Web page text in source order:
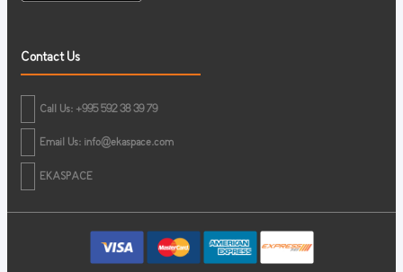
Contact Us
Call Us: +995 592 38 39 79
Email Us: info@ekaspace.com
EKASPACE